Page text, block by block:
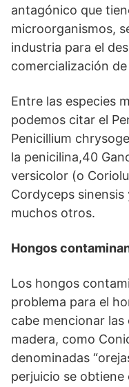
antagónico que
microorganismos,
industria para el
comercialización
Entre las especies
podemos citar el
Penicillium
la penicilina,40
versicolor (o
Cordyceps
muchos otros.
Hongos
Los hongos
problema para el
cabe mencionar
madera, como
denominadas
perjuicio se obtiene